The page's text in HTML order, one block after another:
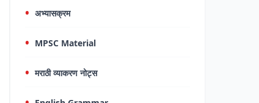
अभ्यासक्रम
MPSC Material
मराठी व्याकरण नोट्स